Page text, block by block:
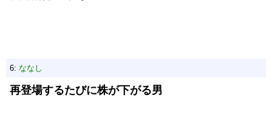
6: ななし
再登場するたびに株が下がる男